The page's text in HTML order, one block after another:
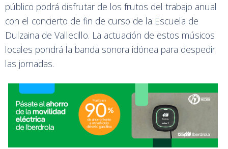
público podrá disfrutar de los frutos del trabajo anual
con el concierto de fin de curso de la Escuela de
Dulzaina de Vallecillo. La actuación de estos músicos
locales pondrá la banda sonora idónea para despedir
las jornadas.